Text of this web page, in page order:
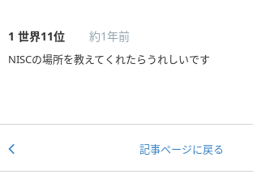
1 世界11位 約1年前
NISCの場所を教えてくれたらうれしいです
記事ページに戻る